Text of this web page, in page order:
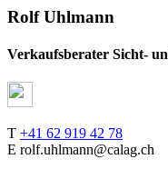
Rolf Uhlmann
Verkaufsberater Sicht-
T +41 62 919 42 78
E rolf.uhlmann@calag.ch